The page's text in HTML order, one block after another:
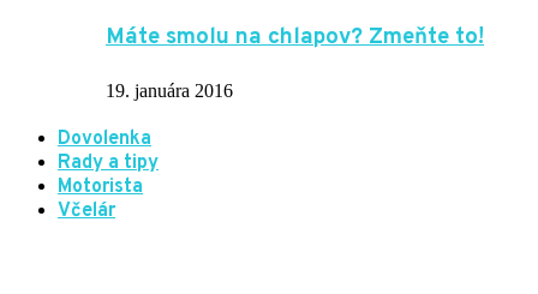
Máte smolu na chlapov? Zmeňte to!
19. januára 2016
Dovolenka
Rady a tipy
Motorista
Včelár